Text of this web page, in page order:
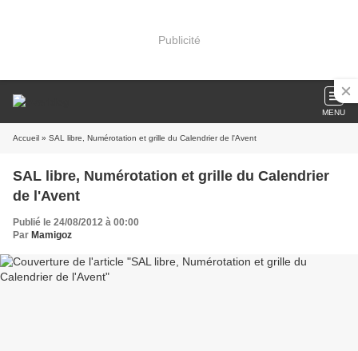
Publicité
MENU
Accueil » SAL libre, Numérotation et grille du Calendrier de l'Avent
SAL libre, Numérotation et grille du Calendrier
de l'Avent
Publié le 24/08/2012 à 00:00
Par Mamigoz